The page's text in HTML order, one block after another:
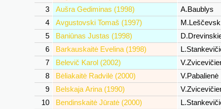
3
Aušra Gediminas (1998)
A.Baublys
4
Avgustovski Tomaš (1997)
5
Baniūnas Justas (1998)
6
Barkauskaitė Evelina (1998)
7
Belevič Karol (2002)
8
Bėliakaitė Radvilė (2000)
V.Pabalienė
9
Belskaja Arina (1990)
10
Bendinskaitė Jūratė (2000)